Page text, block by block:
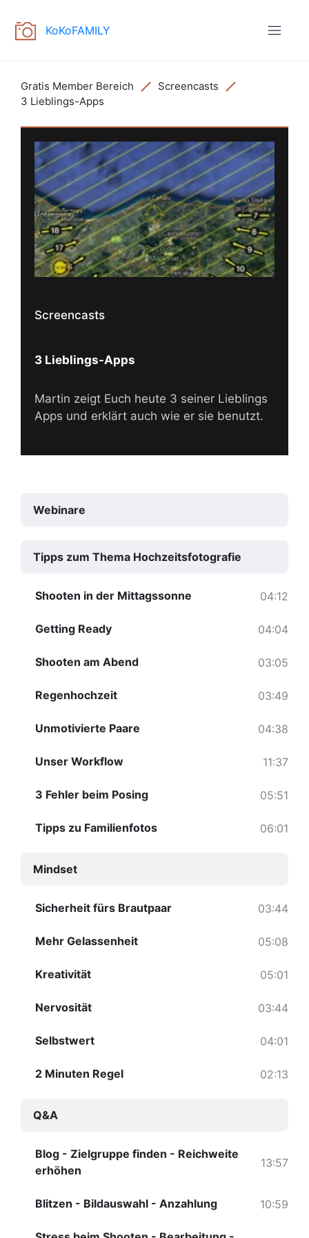
KoKoFAMILY
Gratis Member Bereich
Screencasts
3 Lieblings-Apps
Screencasts
3 Lieblings-Apps
Martin zeigt Euch heute 3 seiner Lieblings
Apps und erklärt auch wie er sie benutzt.
Webinare
Tipps zum Thema Hochzeitsfotografie
Shooten in der Mittagssonne 04:12
Getting Ready 04:04
Shooten am Abend 03:05
Regenhochzeit 03:49
Unmotivierte Paare 04:38
Unser Workflow 11:37
3 Fehler beim Posing 05:51
Tipps zu Familienfotos 06:01
Mindset
Sicherheit fürs Brautpaar 03:44
Mehr Gelassenheit 05:08
Kreativität 05:01
Nervosität 03:44
Selbstwert 04:01
2 Minuten Regel 02:13
Q&A
Blog - Zielgruppe finden - Reichweite
erhöhen
13:57
Blitzen - Bildauswahl - Anzahlung 10:59